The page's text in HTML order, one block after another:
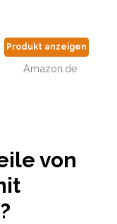
Produkt anzeigen
Amazon.de
von